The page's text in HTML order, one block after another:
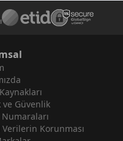
ve Güvenlik
Verilerin Korunması